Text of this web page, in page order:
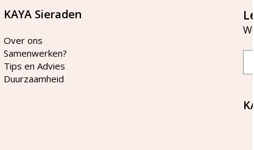
KAYA Sieraden
Over ons
Samenwerken?
Tips en Advies
Duurzaamheid